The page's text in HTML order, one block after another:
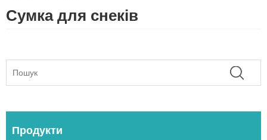
Сумка для снеків
Продукти